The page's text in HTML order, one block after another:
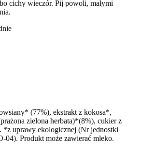
cichy wieczór. Pij powoli, małymi
(77%), ekstrakt z kokosa*,
zielona herbata)*(8%), cukier z
*z uprawy ekologicznej (Nr jednostki
04). Produkt może zawierać mleko.